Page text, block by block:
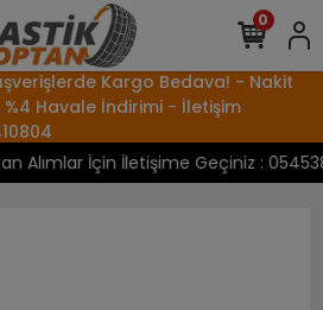
Kargo Bedava! - Nakit
Havale İndirimi - İletişim
Alımlar İçin İletişime Geçiniz :
0